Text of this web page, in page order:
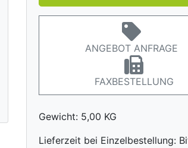
ANGEBOT ANFRAGE
FAXBESTELLUNG
Gewicht: 5,00 KG
Lieferzeit bei Einzelbestellung: